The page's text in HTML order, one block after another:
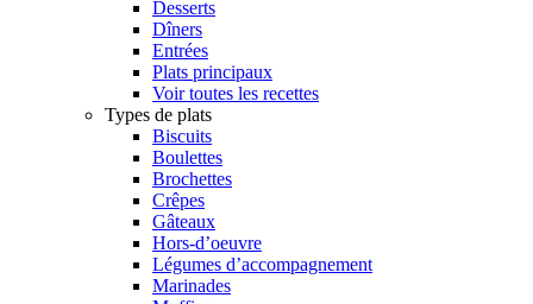
Desserts
Dîners
Entrées
Plats principaux
Voir toutes les recettes
Types de plats
Biscuits
Boulettes
Brochettes
Crêpes
Gâteaux
Hors-d’oeuvre
Légumes d’accompagnement
Marinades